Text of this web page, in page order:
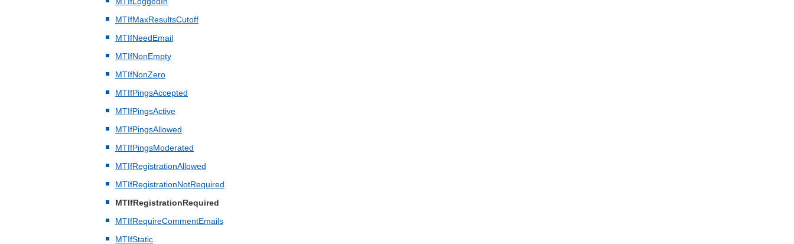
MTIfMaxResultsCutoff
MTIfNeedEmail
MTIfNonEmpty
MTIfNonZero
MTIfPingsAccepted
MTIfPingsActive
MTIfPingsAllowed
MTIfPingsModerated
MTIfRegistrationAllowed
MTIfRegistrationNotRequired
MTIfRegistrationRequired
MTIfRequireCommentEmails
MTIfStatic